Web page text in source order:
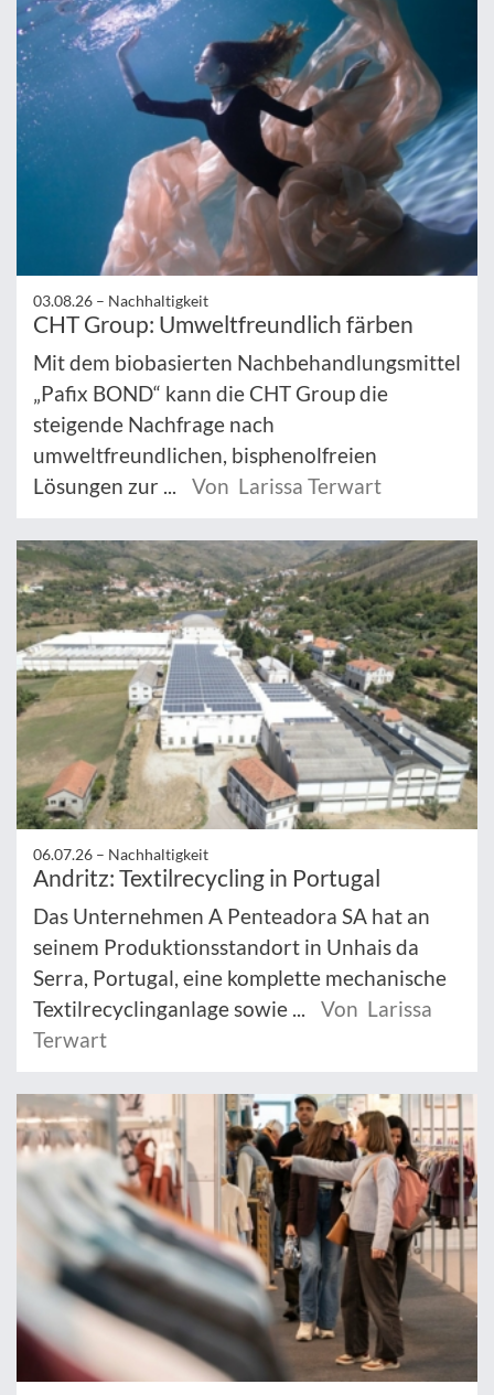
03.08.26 – Nachhaltigkeit
CHT Group: Umweltfreundlich färben
Mit dem biobasierten Nachbehandlungsmittel
„Pafix BOND“ kann die CHT Group die
steigende Nachfrage nach
umweltfreundlichen, bisphenolfreien
Lösungen zur ...
Von Larissa Terwart
06.07.26 – Nachhaltigkeit
Andritz: Textilrecycling in Portugal
Das Unternehmen A Penteadora SA hat an
seinem Produktionsstandort in Unhais da
Serra, Portugal, eine komplette mechanische
Textilrecyclinganlage sowie ...
Von Larissa
Terwart